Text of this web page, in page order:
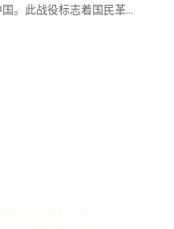
。此战役标志着国民革命